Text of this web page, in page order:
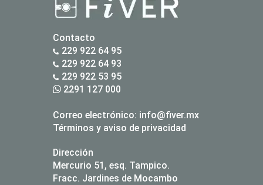
Contacto
229 922 64 95
229 922 64 93
229 922 53 95
2291 127 000
Correo electrónico: info@fiver.mx
Términos y aviso de privacidad
Dirección
Mercurio 51, esq. Tampico.
Fracc. Jardines de Mocambo